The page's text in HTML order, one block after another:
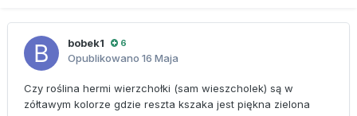
bobek1 6
Opublikowano 16 Maja
Czy roślina hermi wierzchołki (sam wieszcholek) są w
zółtawym kolorze gdzie reszta kszaka jest piękna zielona